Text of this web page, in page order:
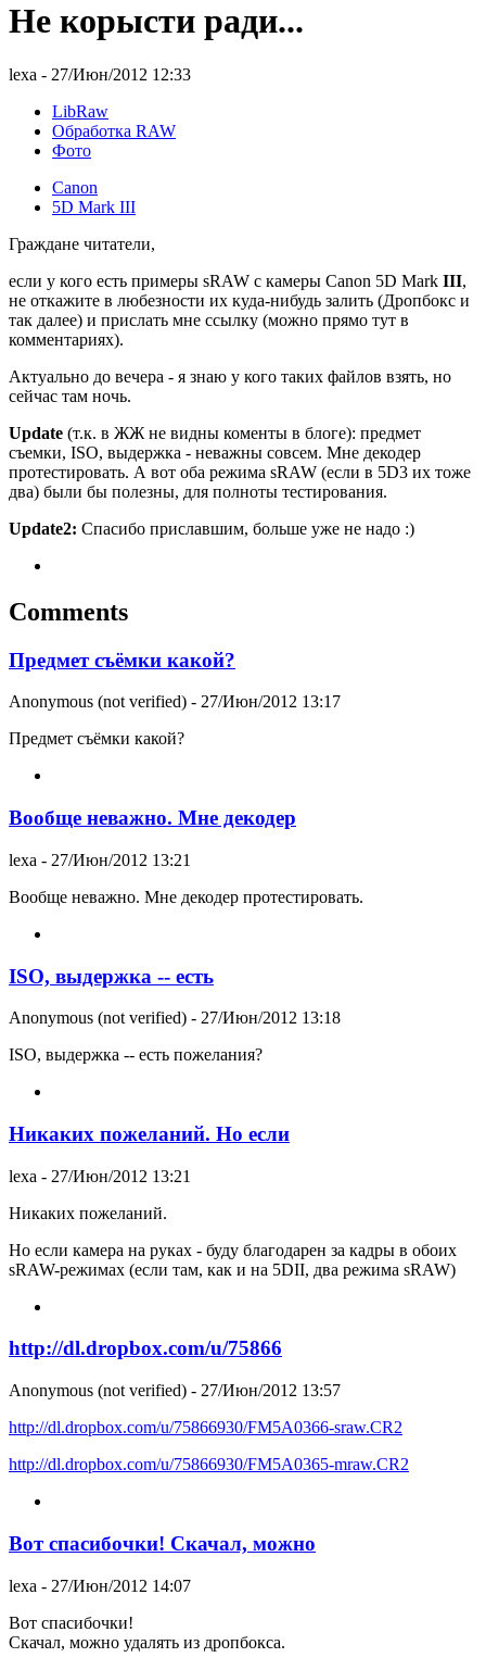
Не корысти ради...
lexa - 27/Июн/2012 12:33
LibRaw
Обработка RAW
Фото
Canon
5D Mark III
Граждане читатели,
если у кого есть примеры sRAW с камеры Canon 5D Mark III,
не откажите в любезности их куда-нибудь залить (Дропбокс и
так далее) и прислать мне ссылку (можно прямо тут в
комментариях).
Актуально до вечера - я знаю у кого таких файлов взять, но
сейчас там ночь.
Update (т.к. в ЖЖ не видны коменты в блоге): предмет
съемки, ISO, выдержка - неважны совсем. Мне декодер
протестировать. А вот оба режима sRAW (если в 5D3 их тоже
два) были бы полезны, для полноты тестирования.
Update2: Спасибо приславшим, больше уже не надо :)
Comments
Предмет съёмки какой?
Anonymous (not verified) - 27/Июн/2012 13:17
Предмет съёмки какой?
Вообще неважно. Мне декодер
lexa - 27/Июн/2012 13:21
Вообще неважно. Мне декодер протестировать.
ISO, выдержка -- есть
Anonymous (not verified) - 27/Июн/2012 13:18
ISO, выдержка -- есть пожелания?
Никаких пожеланий. Но если
lexa - 27/Июн/2012 13:21
Никаких пожеланий.
Но если камера на руках - буду благодарен за кадры в обоих
sRAW-режимах (если там, как и на 5DII, два режима sRAW)
http://dl.dropbox.com/u/75866
Anonymous (not verified) - 27/Июн/2012 13:57
http://dl.dropbox.com/u/75866930/FM5A0366-sraw.CR2
http://dl.dropbox.com/u/75866930/FM5A0365-mraw.CR2
Вот спасибочки! Скачал, можно
lexa - 27/Июн/2012 14:07
Вот спасибочки!
Скачал, можно удалять из дропбокса.